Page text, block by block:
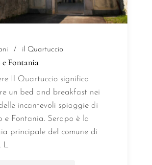
il Quartuccio
e Fontania
Il Quartuccio significa
un bed and breakfast nei
incantevoli spiaggie di
e Fontania. Serapo è la
principale del comune di
L